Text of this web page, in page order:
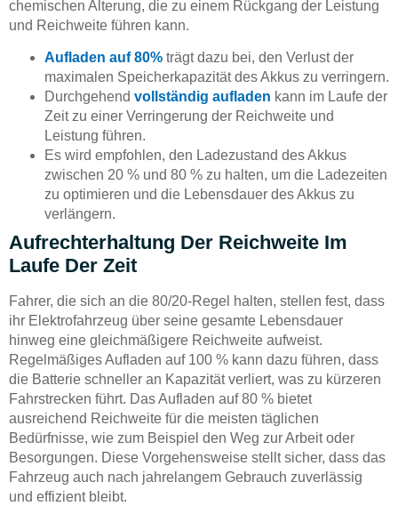
chemischen Alterung, die zu einem Rückgang der Leistung
und Reichweite führen kann.
Aufladen auf 80% trägt dazu bei, den Verlust der
maximalen Speicherkapazität des Akkus zu verringern.
Durchgehend vollständig aufladen kann im Laufe der
Zeit zu einer Verringerung der Reichweite und
Leistung führen.
Es wird empfohlen, den Ladezustand des Akkus
zwischen 20 % und 80 % zu halten, um die Ladezeiten
zu optimieren und die Lebensdauer des Akkus zu
verlängern.
Aufrechterhaltung Der Reichweite Im
Laufe Der Zeit
Fahrer, die sich an die 80/20-Regel halten, stellen fest, dass
ihr Elektrofahrzeug über seine gesamte Lebensdauer
hinweg eine gleichmäßigere Reichweite aufweist.
Regelmäßiges Aufladen auf 100 % kann dazu führen, dass
die Batterie schneller an Kapazität verliert, was zu kürzeren
Fahrstrecken führt. Das Aufladen auf 80 % bietet
ausreichend Reichweite für die meisten täglichen
Bedürfnisse, wie zum Beispiel den Weg zur Arbeit oder
Besorgungen. Diese Vorgehensweise stellt sicher, dass das
Fahrzeug auch nach jahrelangem Gebrauch zuverlässig
und effizient bleibt.